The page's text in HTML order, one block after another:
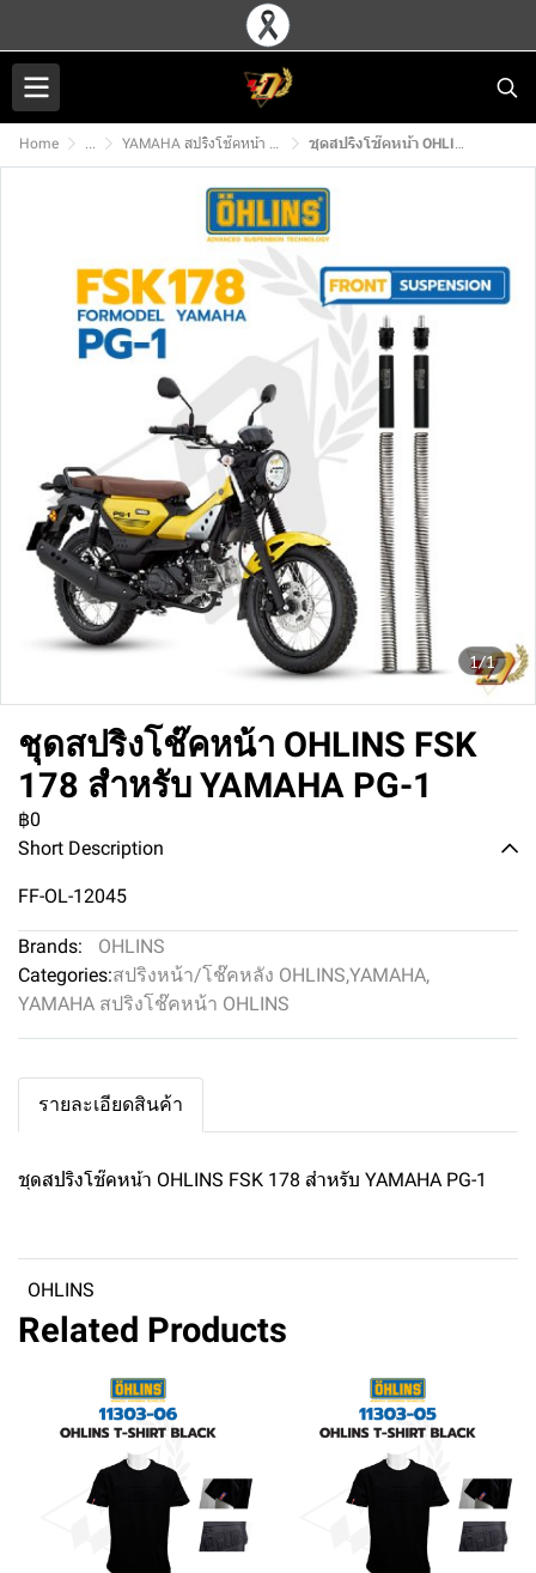
Home ... YAMAHA สปริงโช๊คหน้า OHLINS ชุดสปริงโช๊คหน้า OHLINS FSK 178 สำหรับ YAMAHA PG-1
1/1
ชุดสปริงโช๊คหน้า OHLINS FSK
178 สำหรับ YAMAHA PG-1
฿0
Short Description
FF-OL-12045
Brands:
OHLINS
Categories:สปริงหน้า/โช๊คหลัง OHLINS,YAMAHA,
YAMAHA สปริงโช๊คหน้า OHLINS
รายละเอียดสินค้า
ชุดสปริงโช๊คหน้า OHLINS FSK 178 สำหรับ YAMAHA PG-1
OHLINS
Related Products